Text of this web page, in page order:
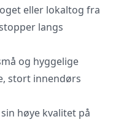
eller lokaltog fra
langs
og hyggelige
stort innendørs
høye kvalitet på
FORESPØRSEL